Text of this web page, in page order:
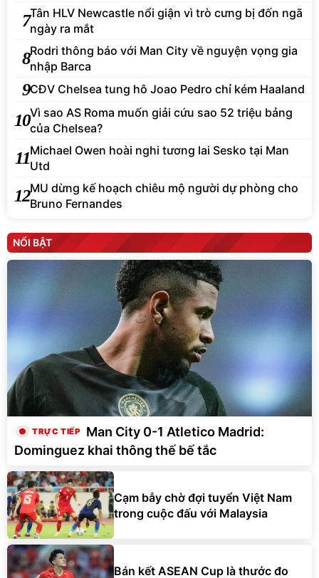
7Tân HLV Newcastle nổi giận vì trò cưng bị đốn ngã
ngày ra mắt
8Rodri thông báo với Man City về nguyện vọng gia
nhập Barca
9CĐV Chelsea tung hô Joao Pedro chỉ kém Haaland
10Vì sao AS Roma muốn giải cứu sao 52 triệu bảng
của Chelsea?
11Michael Owen hoài nghi tương lai Sesko tại Man
Utd
12MU dừng kế hoạch chiêu mộ người dự phòng cho
Bruno Fernandes
NỔI BẬT
Man City 0-1 Atletico Madrid:
Dominguez khai thông thế bế tắc
Cạm bẫy chờ đợi tuyển Việt Nam
trong cuộc đấu với Malaysia
Bán kết ASEAN Cup là thước đo